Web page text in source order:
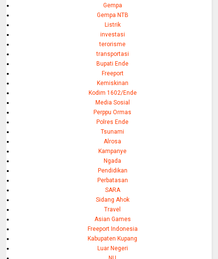
Gempa
Gempa NTB
Listrik
investasi
terorisme
transportasi
Bupati Ende
Freeport
Kemiskinan
Kodim 1602/Ende
Media Sosial
Perppu Ormas
Polres Ende
Tsunami
Alrosa
Kampanye
Ngada
Pendidikan
Perbatasan
SARA
Sidang Ahok
Travel
Asian Games
Freeport Indonesia
Kabupaten Kupang
Luar Negeri